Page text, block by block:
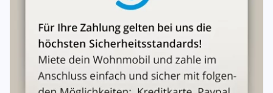
Bei unzureichender Innenreinigung:
Es wird eineReinigungspauschale berechnet (ebenso bei
verschmutzter Toilette/Fäkaltank).
11. Versicherung & Haftung
Haftpflichtversicherung: Unbegrenzte Deckung für
Sach-/Vermögensschäden, bis 8 Mio. € für